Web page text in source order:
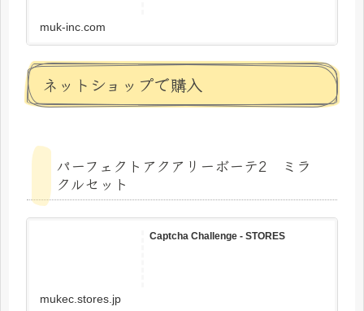
muk-inc.com
ネットショップで購入
パーフェクトアクアリーボーテ2 ミラ
クルセット
Captcha Challenge - STORES
mukec.stores.jp